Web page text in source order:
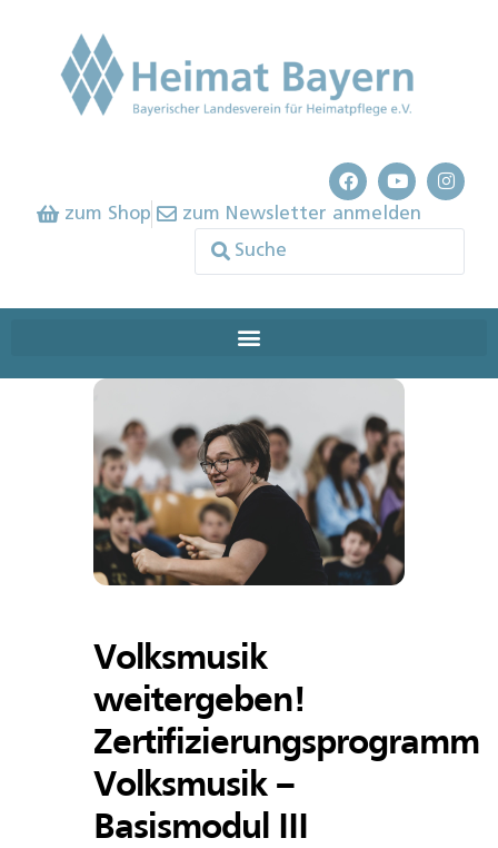
zum Shop zum Newsletter anmelden
Volksmusik
weitergeben!
Zertifizierungsprogramm
Volksmusik –
Basismodul III